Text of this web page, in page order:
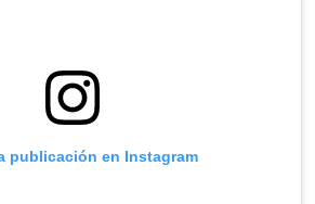
publicación en Instagram